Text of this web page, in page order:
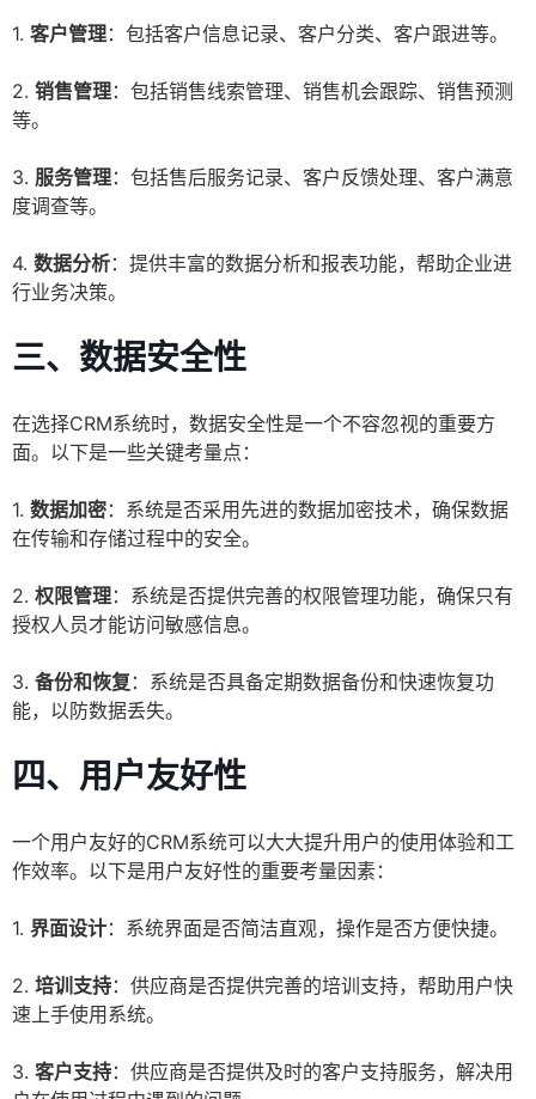
1. 客户管理：包括客户信息记录、客户分类、客户跟进等。
2. 销售管理：包括销售线索管理、销售机会跟踪、销售预测
等。
3. 服务管理：包括售后服务记录、客户反馈处理、客户满意
度调查等。
4. 数据分析：提供丰富的数据分析和报表功能，帮助企业进
行业务决策。
三、数据安全性
在选择CRM系统时，数据安全性是一个不容忽视的重要方
面。以下是一些关键考量点：
1. 数据加密：系统是否采用先进的数据加密技术，确保数据
在传输和存储过程中的安全。
2. 权限管理：系统是否提供完善的权限管理功能，确保只有
授权人员才能访问敏感信息。
3. 备份和恢复 ：系统是否具备定期数据备份和快速恢复功
能，以防数据丢失。
四、用户友好性
一个用户友好的CRM系统可以大大提升用户的使用体验和工
作效率。以下是用户友好性的重要考量因素：
1. 界面设计：系统界面是否简洁直观，操作是否方便快捷。
2. 培训支持：供应商是否提供完善的培训支持，帮助用户快
速上手使用系统。
3. 客户支持：供应商是否提供及时的客户支持服务，解决用